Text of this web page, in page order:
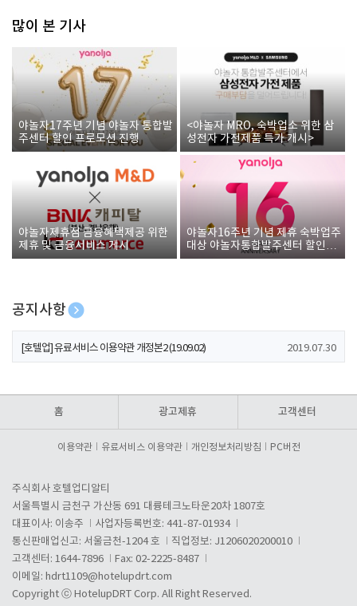
많이 본 기사
야놀자17주년 기념 야놀자 통합발
주센터 할인 프로모션 진행
<야놀자 MRO, 숙박업소 위한 삼
성전자 가전제품 특가 개시>
야놀자제휴점 금융혜택제공 위한
제휴 및 금융서비스 게시
야놀자16주년 기념 제휴 숙박업주
대상 야놀자통합발주센터 할인쿠
폰 증정
공지사항
[호텔업] 개인정보 처리방침 개정본1 (19.09.02)
[호텔업] 유료서비스 이용약관 개정본2 (19.09.02) 2019.07.30
홈 광고제휴 고객센터
이용약관 유료서비스 이용약관 개인정보처리방침 PC버전
주식회사 호텔업디알티
서울특별시 금천구 가산동 691 대륭테크노타운20차 1807호
대표이사: 이송주
사업자등록번호: 441-87-01934
통신판매업신고: 서울금천-1204 호
직업정보: J1206020200010
고객센터: 1644-7896
Fax: 02-2225-8487
이메일: hdrt1109@hotelupdrt.com
Copyright ⓒ HotelupDRT Corp. All Right Reserved.